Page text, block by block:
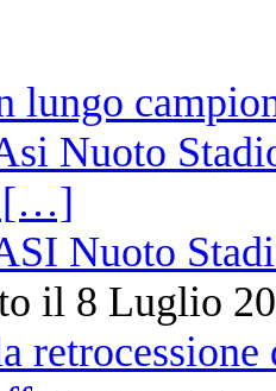
Nuoto
il 8 Luglio